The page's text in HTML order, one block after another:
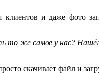
клиентов и даже фото
то же самое у нас?
скачивает файл и